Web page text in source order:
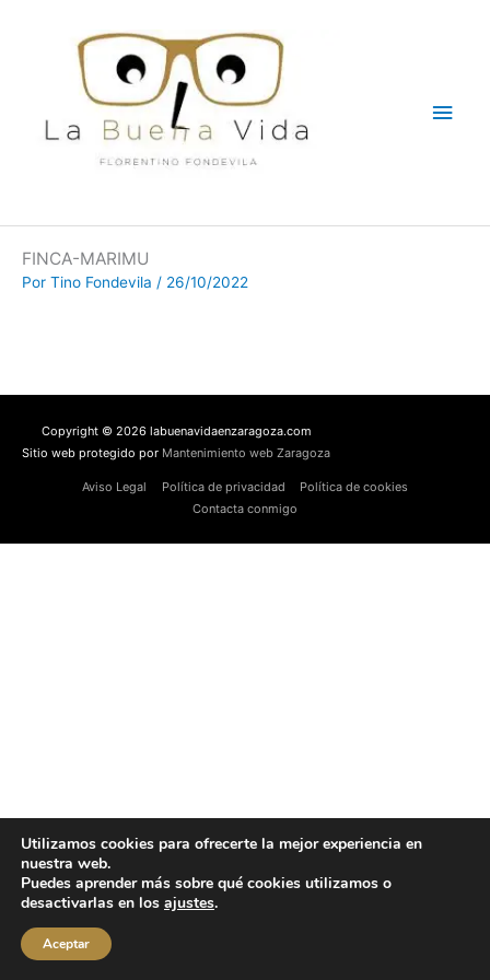
FINCA-MARIMU
Por Tino Fondevila / 26/10/2022
Copyright © 2026 labuenavidaenzaragoza.com
Sitio web protegido por Mantenimiento web Zaragoza
Aviso Legal Política de privacidad
Política de cookies
Contacta conmigo
Utilizamos cookies para ofrecerte la mejor experiencia en
nuestra web.
Puedes aprender más sobre qué cookies utilizamos o
desactivarlas en los ajustes.
Aceptar